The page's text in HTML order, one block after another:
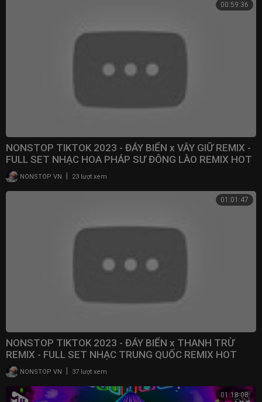
00:59:36
NONSTOP TIKTOK 2023 - ĐÁY BIỂN x VÂY GIỮ REMIX -
FULL SET NHẠC HOA PHÁP SƯ ĐÔNG LÀO REMIX HOT
2023NONSTOP VN 23 lượt xem
01:01:47
NONSTOP TIKTOK 2023 - ĐÁY BIỂN x THANH TRỪ
REMIX - FULL SET NHẠC TRUNG QUỐC REMIX HOT
TRENDS TIKTOK
NONSTOP VN 37 lượt xem
01:18:08